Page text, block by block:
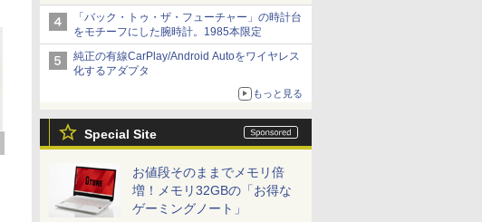
から
「バック・トゥ・ザ・フューチャー」の時計台
をモチーフにした腕時計。1985本限定
純正の有線CarPlay/Android Autoをワイヤレス
化するアダプタ
もっと見る
Special Site
お値段そのままでメモリ倍
増！メモリ32GBの「お得な
ゲーミングノート」